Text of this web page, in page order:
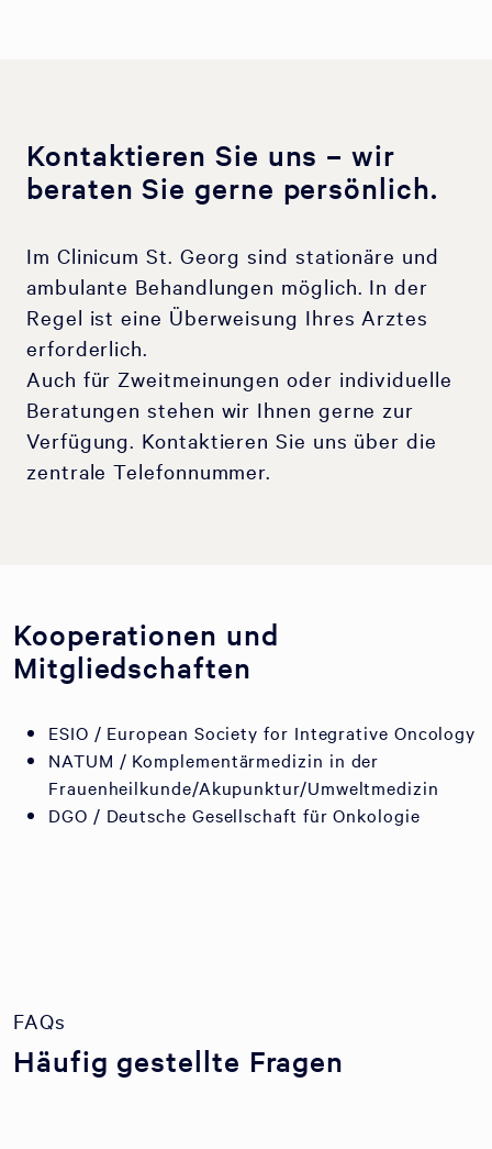
Kontaktieren Sie uns – wir
beraten Sie gerne persönlich.
Im Clinicum St. Georg sind stationäre und
ambulante Behandlungen möglich. In der
Regel ist eine Überweisung Ihres Arztes
erforderlich.
Auch für Zweitmeinungen oder individuelle
Beratungen stehen wir Ihnen gerne zur
Verfügung. Kontaktieren Sie uns über die
zentrale Telefonnummer.
Kooperationen und
Mitgliedschaften
ESIO / European Society for Integrative Oncology
NATUM / Komplementärmedizin in der
Frauenheilkunde/Akupunktur/Umweltmedizin
DGO / Deutsche Gesellschaft für Onkologie
FAQs
Häufig gestellte Fragen